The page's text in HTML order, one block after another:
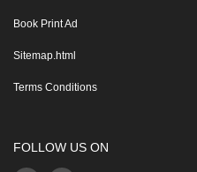
Book Print Ad
Sitemap.html
Terms Conditions
FOLLOW US ON